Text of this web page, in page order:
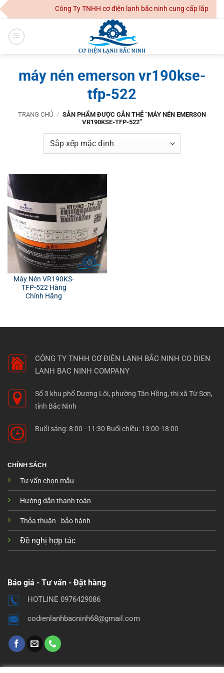
Skip
to
content
Công Ty TNHH cơ điện lạnh bắc ninh cung cấp lắp
máy nén emerson vr190kse-
tfp-522
TRANG CHỦ / SẢN PHẨM ĐƯỢC GẮN THẺ “MÁY NÉN EMERSON
VR190KSE-TFP-522”
Máy Nén VR190KS-
TFP-522 Hàng
Chính Hãng
CÔNG TY TNHH CƠ ĐIỆN LẠNH BẮC NINH CO DIEN
LANH BAC NINH COMPANY
Số 3 khu phố Dương Lôi, phường Tân Hồng, thị xã Từ Sơn,
tỉnh Bắc Ninh
Buổi sáng: 8:00 - 11:30 Buổi chiều: 13:00-18:00
CHÍNH SÁCH
Tư vấn chọn mẫu
Hướng dẫn thanh toán
Thỏa thuận - bảo hành
Đề nghị hợp tác
Báo giá - Tư vấn - Đặt hàng
HOTLINE 0976429086
codienlanhbacninh68@gmail.com